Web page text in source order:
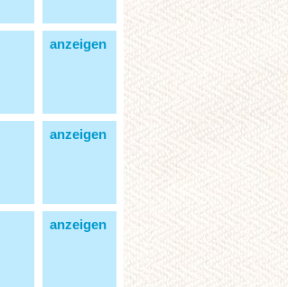
anzeigen
anzeigen
anzeigen